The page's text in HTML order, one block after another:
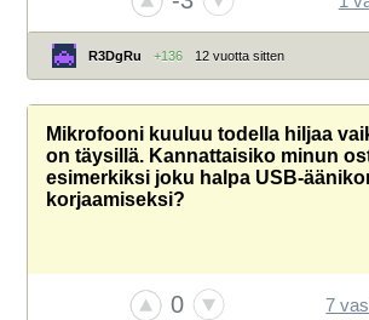
R3DgRu +136 12 vuotta sitten
Mikrofooni kuuluu todella hiljaa
on täysillä. Kannattaisiko minun
esimerkiksi joku halpa USB-
korjaamiseksi?
0 7